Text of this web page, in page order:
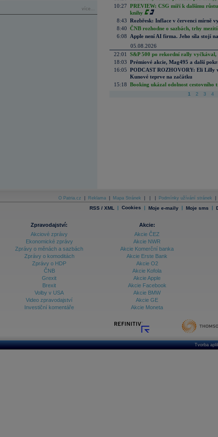
více...
10:27 PREVIEW: CSG míří k dalšímu
knihy
8:43 Rozbřesk: Inflace v červenci mírně
8:40 ČNB rozhodne o sazbách, trhy
6:08
Apple není AI firma. Jeho síla stojí
05.08.2026
22:01
S&P 500 po rekordní rally vyčkával,
18:03 Prémiové akcie, Mag495 a další
16:05 PODCAST ROZHOVORY: Eli Lilly
Kunové teprve na začátku
15:18 Booking ukázal odolnost cestovního
1 2 3 4
O Patria.cz Reklama Mapa Stránek Podmínky užívání stránek
RSS / XML | Cookies | Moje e-maily | Moje sms |
Zpravodajství:
Akciové zprávy
Ekonomické zprávy
Zprávy o měnách a sazbách
Zprávy o komoditách
Zprávy o HDP
ČNB
Grexit
Brexit
Volby v USA
Video zpravodajství
Investiční komentáře
Akcie:
Akcie ČEZ
Akcie NWR
Akcie Komerční banka
Akcie Erste Bank
Akcie O2
Akcie Kofola
Akcie Apple
Akcie Facebook
Akcie BMW
Akcie GE
Akcie Moneta
Tvorba